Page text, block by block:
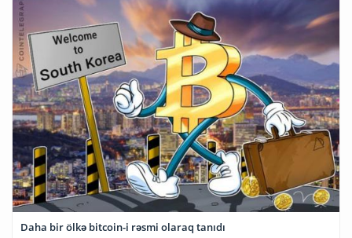
Daha bir ölkə bitcoin-i rəsmi olaraq tanıdı